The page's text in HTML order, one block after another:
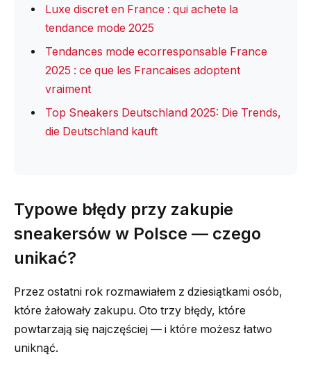
Luxe discret en France : qui achete la
tendance mode 2025
Tendances mode ecorresponsable France
2025 : ce que les Francaises adoptent
vraiment
Top Sneakers Deutschland 2025: Die Trends,
die Deutschland kauft
Typowe błędy przy zakupie
sneakersów w Polsce — czego
unikać?
Przez ostatni rok rozmawiałem z dziesiątkami osób,
które żałowały zakupu. Oto trzy błędy, które
powtarzają się najczęściej — i które możesz łatwo
uniknąć.